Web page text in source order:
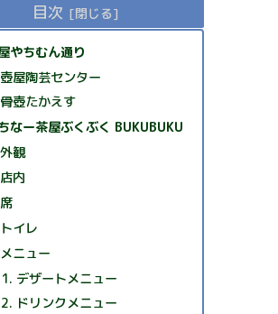
目次
やちむん通り
壺屋陶芸センター
骨壺たかえす
なー茶屋ぶくぶく BUKUBUKU
外観
店内
席
トイレ
メニュー
デザートメニュー
ドリンクメニュー